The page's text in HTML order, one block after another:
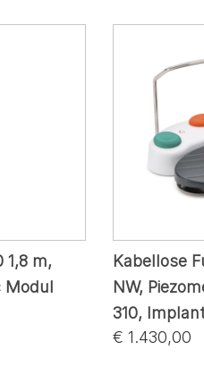
1,8 m,
Modul
Kabellose
NW,
310,
€ 1.430,00